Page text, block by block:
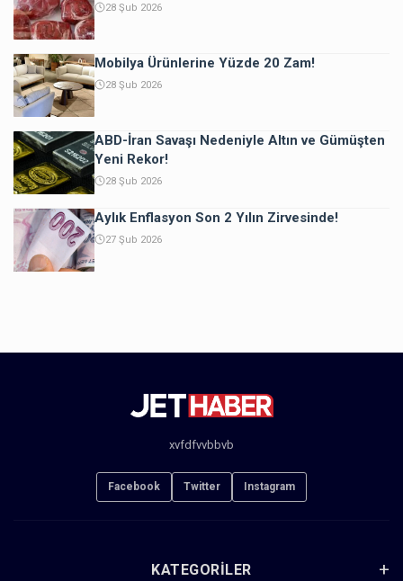
28 Şub 2026
Mobilya Ürünlerine Yüzde 20 Zam!
28 Şub 2026
ABD-İran Savaşı Nedeniyle Altın ve Gümüşten
Yeni Rekor!
28 Şub 2026
Aylık Enflasyon Son 2 Yılın Zirvesinde!
27 Şub 2026
xvfdfvvbbvb
Facebook Twitter Instagram
KATEGORILER